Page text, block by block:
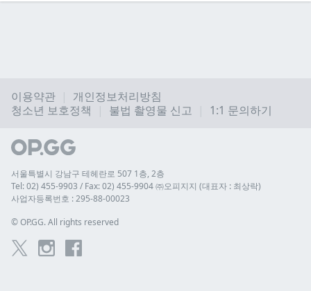
이용약관
개인정보처리방침
청소년 보호정책
불법 촬영물 신고 1:1 문의하기
서울특별시 강남구 테헤란로 507 1층, 2층
Tel: 02) 455-9903 / Fax: 02) 455-9904 ㈜오피지지 (대표자 : 최상락)
사업자등록번호 : 295-88-00023
© OP.GG. All rights reserved